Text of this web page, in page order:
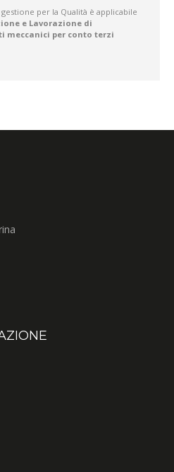
gestione per la Qualità è applicabile
e Lavorazione di
meccanici per conto terzi